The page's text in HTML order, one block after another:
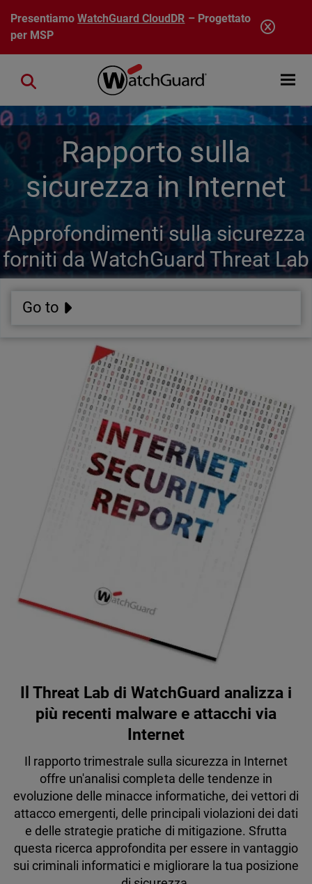
Salta al contenuto principale
PresentiamoWatchGuard CloudDR – Progettato
per MSP
Open
Close search
Rapporto sulla
sicurezza in Internet
Approfondimenti sulla sicurezza
forniti da WatchGuard Threat Lab
Go to
Il Threat Lab di WatchGuard analizza i
più recenti malware e attacchi via
Internet
Il rapporto trimestrale sulla sicurezza in Internet
offre un'analisi completa delle tendenze in
evoluzione delle minacce informatiche, dei vettori di
attacco emergenti, delle principali violazioni dei dati
e delle strategie pratiche di mitigazione. Sfrutta
questa ricerca approfondita per essere in vantaggio
sui criminali informatici e migliorare la tua posizione